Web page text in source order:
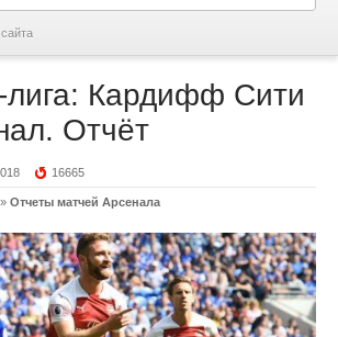
Кардифф Сити
Отчёт
16665
» Отчеты матчей Арсенала